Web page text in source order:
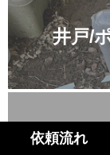
井戸/
依頼流れ